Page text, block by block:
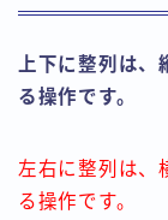
上下に整列は
る操作です。
左右に整列は、
る操作です。